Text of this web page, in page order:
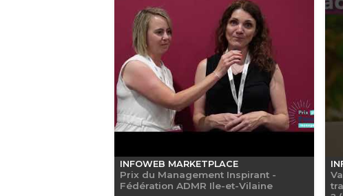
INFOWEB MARKETPLACE
Prix du Management Inspirant -
Fédération ADMR Ile-et-Vilaine